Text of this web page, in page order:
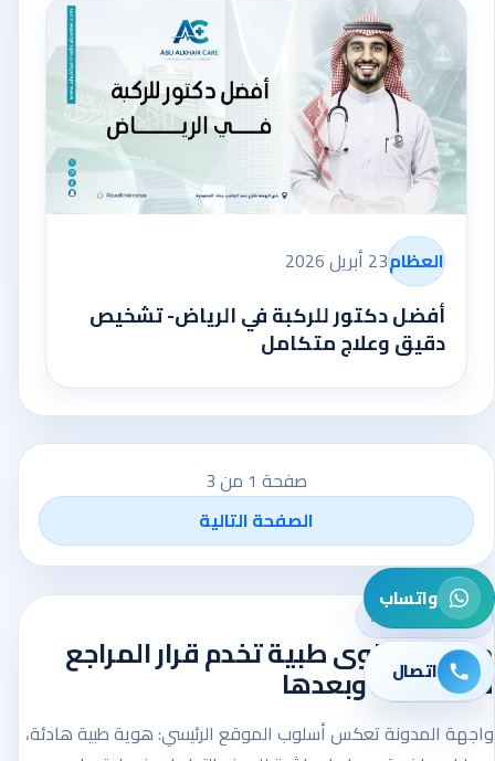
العظام23 أبريل 2026
أفضل دكتور للركبة في الرياض- تشخيص
دقيق وعلاج متكامل
صفحة 1 من 3
الصفحة التالية
واتساب
اتصال
AbuKhair Care
منصة محتوى طبية تخدم قرار المراجع
قبل الزيارة وبعدها
واجهة المدونة تعكس أسلوب الموقع الرئيسي: هوية طبية هادئة،